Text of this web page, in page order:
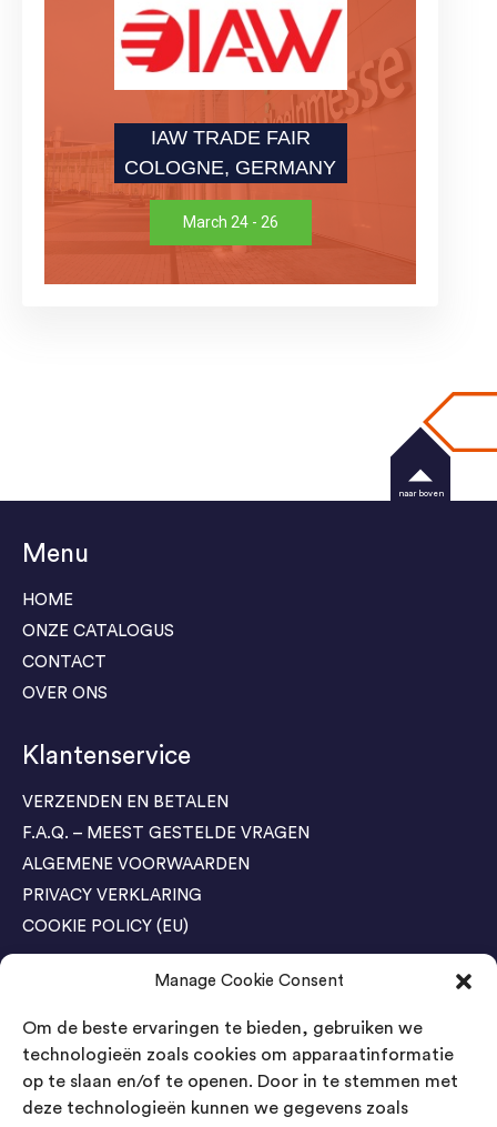
Manage Cookie Consent
Om de beste ervaringen te bieden, gebruiken we
technologieën zoals cookies om apparaatinformatie
op te slaan en/of te openen. Door in te stemmen met
deze technologieën kunnen we gegevens zoals
IAW TRADE FAIR
COLOGNE, GERMANY
March 24 - 26
Menu
HOME
ONZE CATALOGUS
CONTACT
OVER ONS
Klantenservice
VERZENDEN EN BETALEN
F.A.Q. – MEEST GESTELDE VRAGEN
ALGEMENE VOORWAARDEN
PRIVACY VERKLARING
COOKIE POLICY (EU)
Agenda Trade Shows
04-05 November / SVG FAIR Winterswijk
Bestel GRATIS kaarten
Bestel GRATIS kaarten
naar boven